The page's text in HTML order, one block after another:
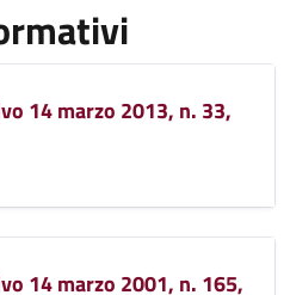
14 marzo 2013, n. 33,
14 marzo 2001, n. 165,